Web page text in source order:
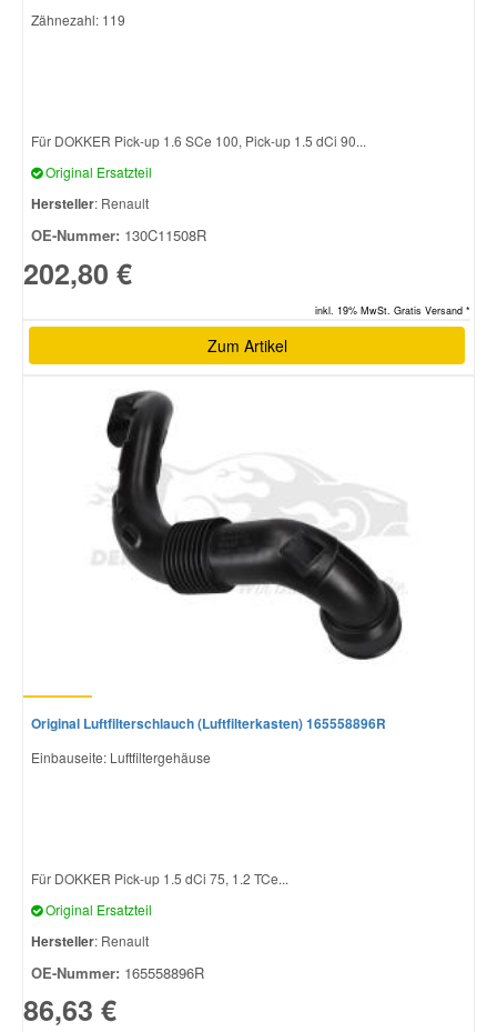
Zähnezahl: 119
Für DOKKER Pick-up 1.6 SCe 100, Pick-up 1.5 dCi 90...
Original Ersatzteil
Hersteller: Renault
OE-Nummer: 130C11508R
202,80 €
inkl. 19% MwSt. Gratis Versand *
Zum Artikel
Original Luftfilterschlauch (Luftfilterkasten) 165558896R
Einbauseite: Luftfiltergehäuse
Für DOKKER Pick-up 1.5 dCi 75, 1.2 TCe...
Original Ersatzteil
Hersteller: Renault
OE-Nummer: 165558896R
86,63 €